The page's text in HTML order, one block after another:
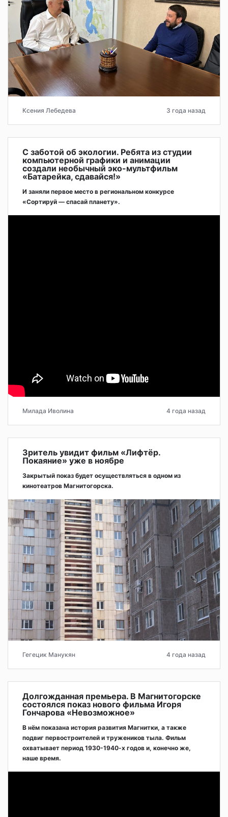
Ксения Лебедева 3 года назад
С заботой об экологии. Ребята из студии
компьютерной графики и анимации
создали необычный эко-мультфильм
«Батарейка, сдавайся!»
И заняли первое место в региональном конкурсе
«Сортируй — спасай планету».
Милада Иволина 4 года назад
Зритель увидит фильм «Лифтёр.
Покаяние» уже в ноябре
Закрытый показ будет осуществляться в одном из
кинотеатров Магнитогорска.
Гегецик Манукян 4 года назад
Долгожданная премьера. В Магнитогорске
состоялся показ нового фильма Игоря
Гончарова «Невозможное»
В нём показана история развития Магнитки, а также
подвиг первостроителей и тружеников тыла. Фильм
охватывает период 1930-1940-х годов и, конечно же,
наше время.